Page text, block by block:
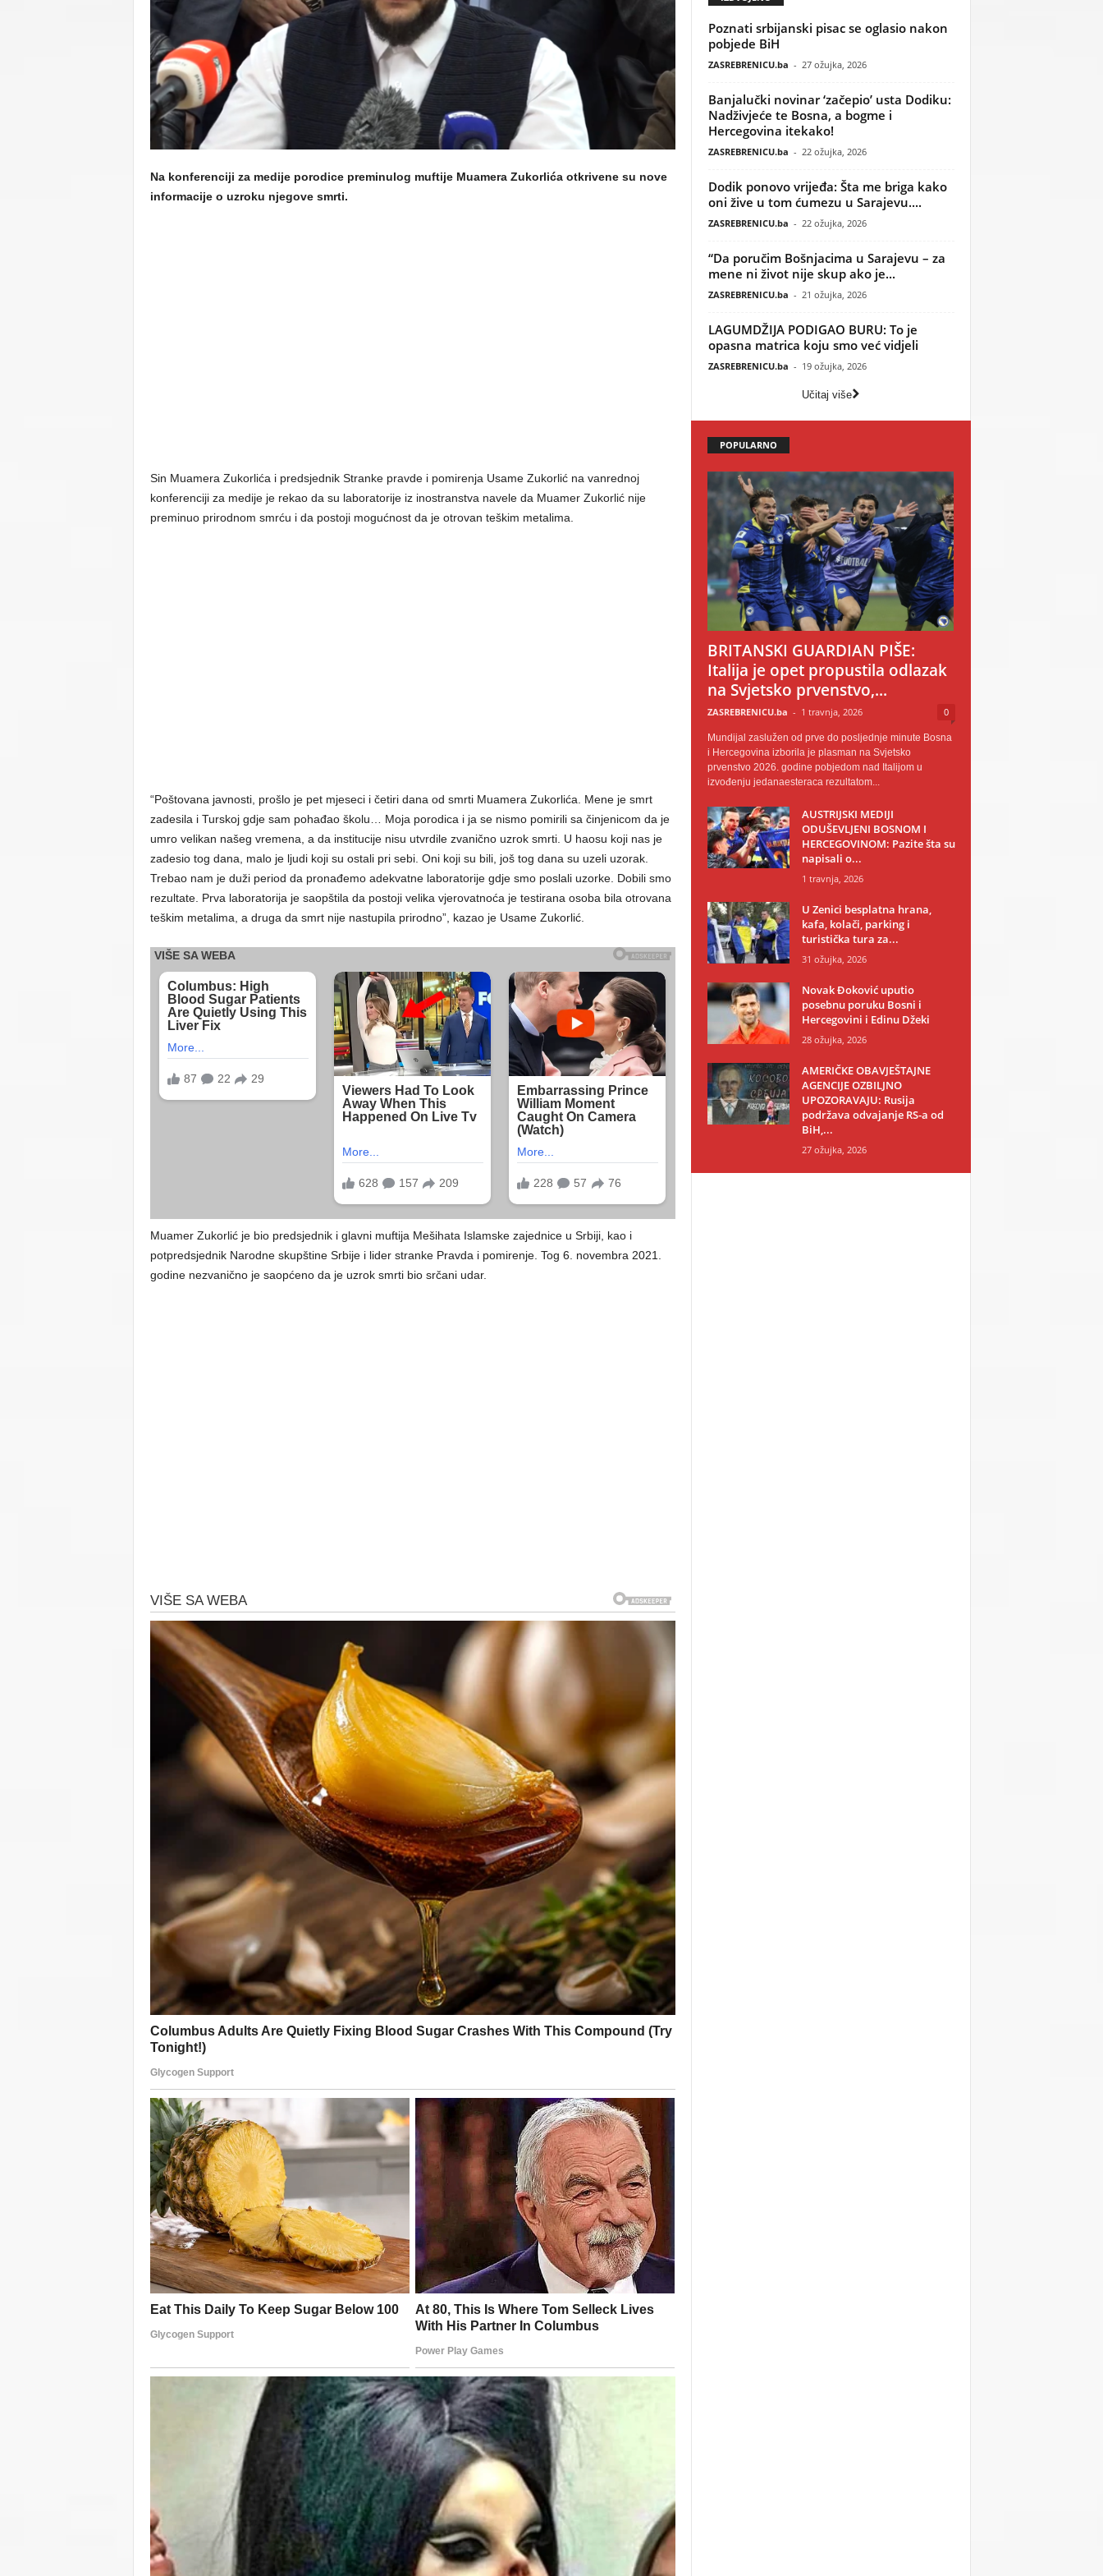
U
Na konferenciji za medije porodice preminulog muftije Muamera Zukorlića otkrivene su nove
informacije o uzroku njegove smrti.
Sin Muamera Zukorlića i predsjednik Stranke pravde i pomirenja Usame Zukorlić na vanrednoj
konferenciji za medije je rekao da su laboratorije iz inostranstva navele da Muamer Zukorlić nije
preminuo prirodnom smrću i da postoji mogućnost da je otrovan teškim metalima.
“Poštovana javnosti, prošlo je pet mjeseci i četiri dana od smrti Muamera Zukorlića. Mene je smrt
zadesila i Turskoj gdje sam pohađao školu… Moja porodica i ja se nismo pomirili sa činjenicom da je
umro velikan našeg vremena, a da institucije nisu utvrdile zvanično uzrok smrti. U haosu koji nas je
zadesio tog dana, malo je ljudi koji su ostali pri sebi. Oni koji su bili, još tog dana su uzeli uzorak.
Trebao nam je duži period da pronađemo adekvatne laboratorije gdje smo poslali uzorke. Dobili smo
rezultate. Prva laboratorija je saopštila da postoji velika vjerovatnoća je testirana osoba bila otrovana
teškim metalima, a druga da smrt nije nastupila prirodno”, kazao je Usame Zukorlić.
Muamer Zukorlić je bio predsjednik i glavni muftija Mešihata Islamske zajednice u Srbiji, kao i
potpredsjednik Narodne skupštine Srbije i lider stranke Pravda i pomirenje. Tog 6. novembra 2021.
godine nezvanično je saopćeno da je uzrok smrti bio srčani udar.
Poznati srbijanski pisac se oglasio nakon
pobjede BiH
ZASREBRENICU.ba - 27 ožujka, 2026
Banjalučki novinar ‘začepio’ usta Dodiku:
Nadživjeće te Bosna, a bogme i
Hercegovina itekako!
ZASREBRENICU.ba - 22 ožujka, 2026
Dodik ponovo vrijeđa: Šta me briga kako
oni žive u tom ćumezu u Sarajevu....
ZASREBRENICU.ba - 22 ožujka, 2026
“Da poručim Bošnjacima u Sarajevu – za
mene ni život nije skup ako je...
ZASREBRENICU.ba - 21 ožujka, 2026
LAGUMDŽIJA PODIGAO BURU: To je
opasna matrica koju smo već vidjeli
ZASREBRENICU.ba - 19 ožujka, 2026
Učitaj više
POPULARNO
BRITANSKI GUARDIAN PIŠE:
Italija je opet propustila odlazak
na Svjetsko prvenstvo,...
ZASREBRENICU.ba - 1 travnja, 2026 0
Mundijal zaslužen od prve do posljednje minute Bosna
i Hercegovina izborila je plasman na Svjetsko
prvenstvo 2026. godine pobjedom nad Italijom u
izvođenju jedanaesteraca rezultatom...
AUSTRIJSKI MEDIJI
ODUŠEVLJENI BOSNOM I
HERCEGOVINOM: Pazite šta su
napisali o...
1 travnja, 2026
U Zenici besplatna hrana,
kafa, kolači, parking i
turistička tura za...
31 ožujka, 2026
Novak Đoković uputio
posebnu poruku Bosni i
Hercegovini i Edinu Džeki
28 ožujka, 2026
AMERIČKE OBAVJEŠTAJNE
AGENCIJE OZBILJNO
UPOZORAVAJU: Rusija
podržava odvajanje RS-a od
BiH,...
27 ožujka, 2026